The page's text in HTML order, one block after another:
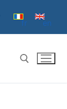
fr en